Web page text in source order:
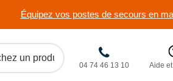
Équipez vos postes de secours en
04 74 46 13 10 Aide